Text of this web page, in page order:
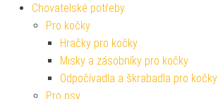
Chovatelské potřeby
Pro kočky
Hračky pro kočky
Misky a zásobníky pro kočky
Odpočívadla a škrabadla pro kočky
Pro psy